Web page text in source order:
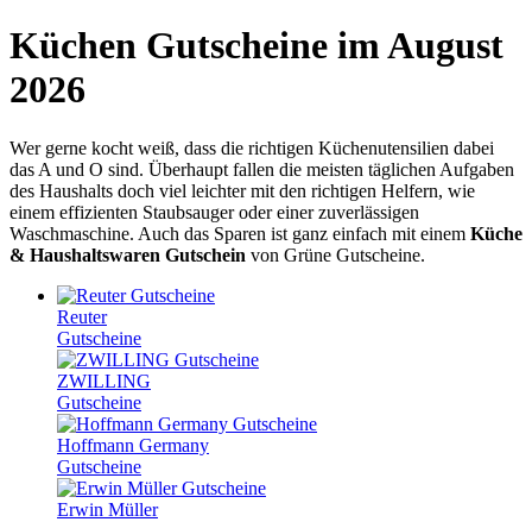
Küchen Gutscheine im August
2026
Wer gerne kocht weiß, dass die richtigen Küchenutensilien dabei
das A und O sind. Überhaupt fallen die meisten täglichen Aufgaben
des Haushalts doch viel leichter mit den richtigen Helfern, wie
einem effizienten Staubsauger oder einer zuverlässigen
Waschmaschine. Auch das Sparen ist ganz einfach mit einem Küche
& Haushaltswaren Gutschein von Grüne Gutscheine.
Reuter
Gutscheine
ZWILLING
Gutscheine
Hoffmann Germany
Gutscheine
Erwin Müller